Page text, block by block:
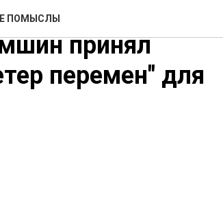
ПОМЫСЛЫ"Чистые
принял
перемен" для